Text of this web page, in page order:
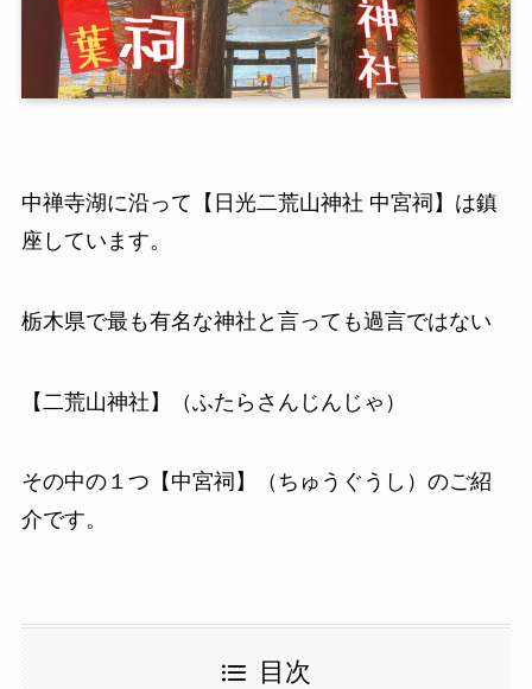
中禅寺湖に沿って【日光二荒山神社 中宮祠】は鎮
座しています。
栃木県で最も有名な神社と言っても過言ではない
【二荒山神社】（ふたらさんじんじゃ）
その中の１つ【中宮祠】（ちゅうぐうし）のご紹
介です。
目次